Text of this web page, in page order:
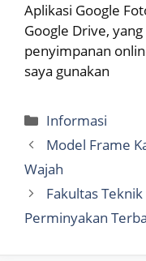
Aplikasi Google
Google Drive,
penyimpanan
saya gunakan
Categories
Informasi
Model Frame
Wajah
Fakultas
Perminyakan